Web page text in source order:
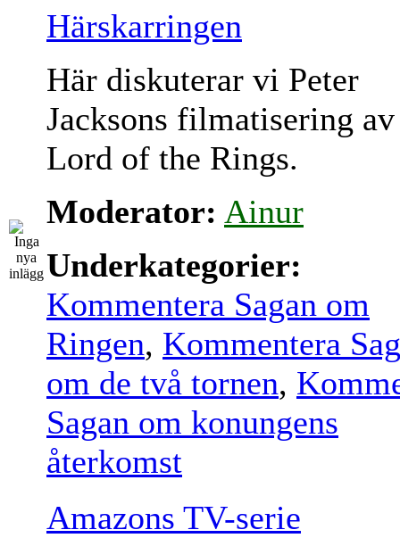
Härskarringen
Här diskuterar vi Peter
Jacksons filmatisering
Lord of the Rings.
Moderator: Ainur
Underkategorier:
Kommentera Sagan om
Ringen, Kommentera
om de två tornen,
Sagan om konungens
återkomst
Amazons TV-serie